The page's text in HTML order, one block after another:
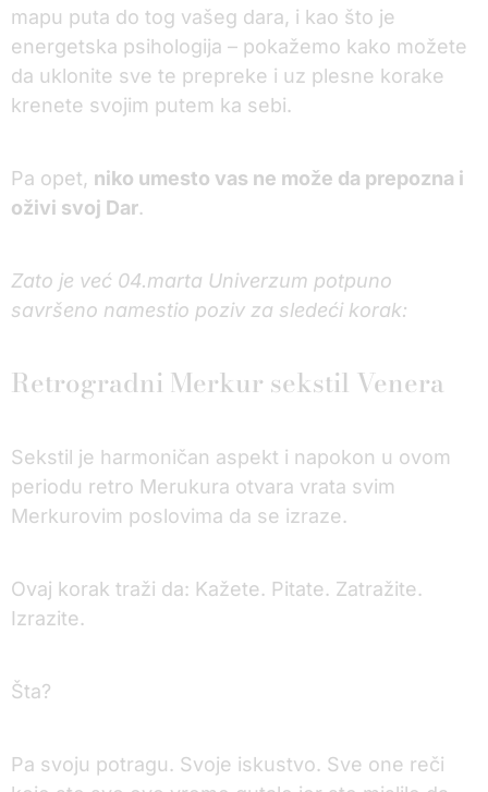
mapu puta do tog vašeg dara, i kao što je
energetska psihologija – pokažemo kako možete
da uklonite sve te prepreke i uz plesne korake
krenete svojim putem ka sebi.
Pa opet, niko umesto vas ne može da prepozna i
oživi svoj Dar.
Zato je već 04.marta Univerzum potpuno
savršeno namestio poziv za sledeći korak:
Retrogradni Merkur sekstil Venera
Sekstil je harmoničan aspekt i napokon u ovom
periodu retro Merukura otvara vrata svim
Merkurovim poslovima da se izraze.
Ovaj korak traži da: Kažete. Pitate. Zatražite.
Izrazite.
Šta?
Pa svoju potragu. Svoje iskustvo. Sve one reči